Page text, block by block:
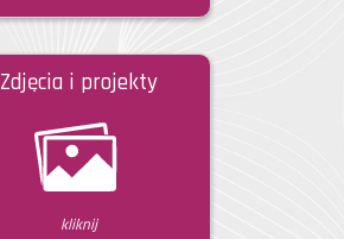
Zdjęcia i projekty
kliknij